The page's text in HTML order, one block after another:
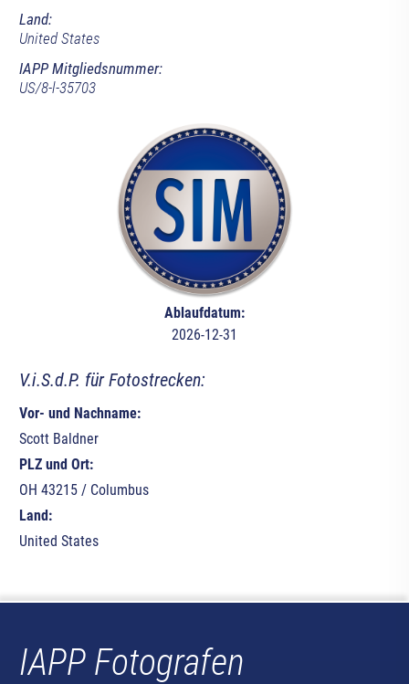
Land:
United States
IAPP Mitgliedsnummer:
US/8-l-35703
Ablaufdatum:
2026-12-31
V.i.S.d.P. für Fotostrecken:
Vor- und Nachname:
Scott Baldner
PLZ und Ort:
OH 43215 / Columbus
Land:
United States
IAPP Fotografen